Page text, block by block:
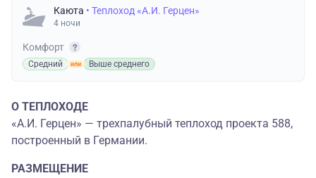
Каюта • Теплоход «А.И. Герцен»
4 ночи
Комфорт
Средний Выше среднего
О ТЕПЛОХОДЕ
«А.И. Герцен» — трехпалубный теплоход проекта 588,
построенный в Германии.
РАЗМЕЩЕНИЕ